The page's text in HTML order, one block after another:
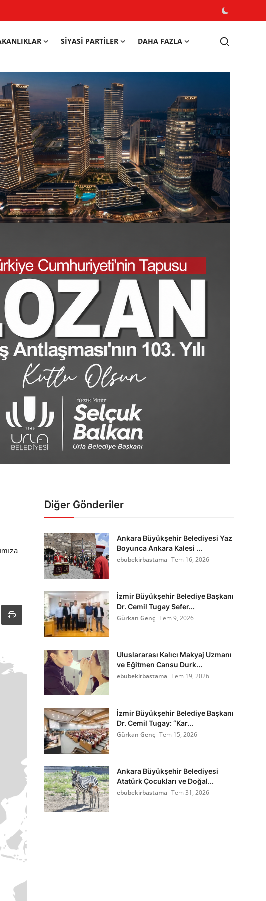
SIYASI PARTILER DAHA FAZLA
Diğer Gönderiler
Ankara Büyükşehir Belediyesi Yaz
Boyunca Ankara Kalesi ...
ebubekirbastama Tem 16, 2026
İzmir Büyükşehir Belediye Başkanı
Dr. Cemil Tugay Sefer...
Gürkan Genç Tem 9, 2026
Uluslararası Kalıcı Makyaj Uzmanı
ve Eğitmen Cansu Durk...
ebubekirbastama Tem 19, 2026
İzmir Büyükşehir Belediye Başkanı
Dr. Cemil Tugay: “Kar...
Gürkan Genç Tem 15, 2026
Ankara Büyükşehir Belediyesi
Atatürk Çocukları ve Doğal...
ebubekirbastama Tem 31, 2026